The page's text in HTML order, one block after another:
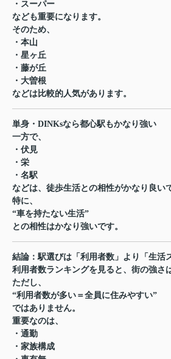
・スーパー
なども重要になります。
そのため、
・本山
・星ヶ丘
・藤が丘
・大曽根
などは比較的人気があります。
単身・DINKsなら都心駅もかなり強い
一方で、
・伏見
・栄
・名駅
などは、徒歩生活との相性がかなり良い
特に、
“車を持たない生活”
との相性はかなり強いです。
結論：駅選びは「利用者数」より「生活
利用者数ランキングを見ると、街の強さ
ただし、
“利用者数が多い＝全員に住みやすい”
ではありません。
重要なのは、
・通勤
・家族構成